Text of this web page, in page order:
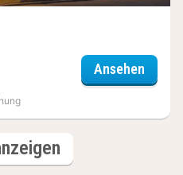
Ansehen
Hotels